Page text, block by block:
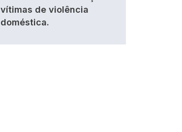
vítimas de violência
doméstica.